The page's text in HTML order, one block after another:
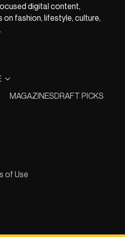
digital content,
fashion, lifestyle, culture,
MAGAZINESDRAFT PICKS
of Use